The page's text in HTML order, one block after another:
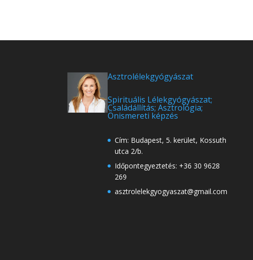
Asztrolélekgyógyászat
Spirituális Lélekgyógyászat;
Családállítás; Asztrológia;
Önismereti képzés
Cím: Budapest, 5. kerület, Kossuth
utca 2/b.
Időpontegyeztetés: +36 30 9628
269
asztrolelekgyogyaszat@gmail.com